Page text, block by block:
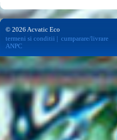
© 2026 Acvatic Eco
termeni si conditii
cumparare/livrare
ANPC